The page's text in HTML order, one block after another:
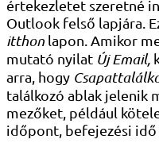
értekezletet szeretné
Outlook felső lapjára.
itthon lapon. Amikor
mutató nyilat Új Email,
arra, hogy
találkozó ablak jelenik
mezőket, például
időpont, befejezési idő